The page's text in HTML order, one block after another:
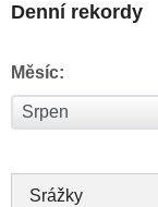
Denní rekordy
Měsíc:
Srážky